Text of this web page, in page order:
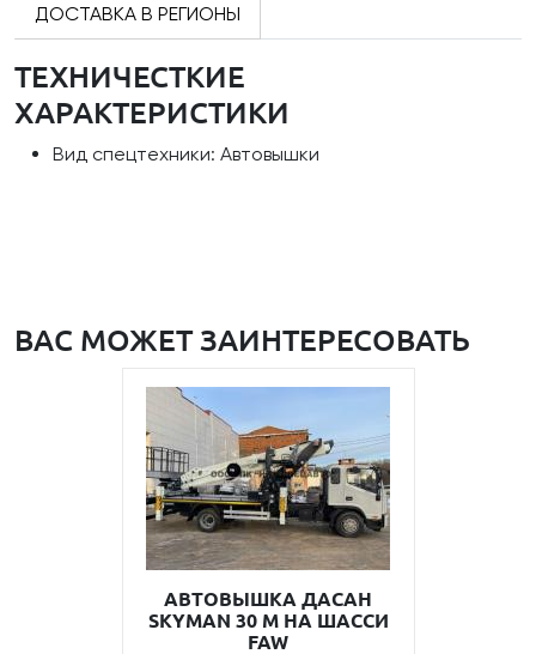
ДОСТАВКА В РЕГИОНЫ
ТЕХНИЧЕСТКИЕ
ХАРАКТЕРИСТИКИ
Вид спецтехники: Автовышки
ВАС МОЖЕТ ЗАИНТЕРЕСОВАТЬ
АВТОВЫШКА ДАСАН
SKYMAN 30 М НА ШАССИ
FAW